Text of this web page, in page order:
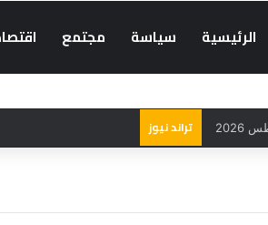
الرئيسية سياسة مجتمع
تراند نيوز